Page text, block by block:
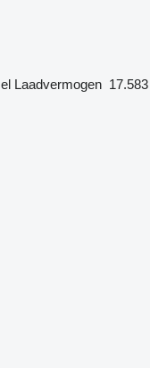
Laadvermogen 17.583